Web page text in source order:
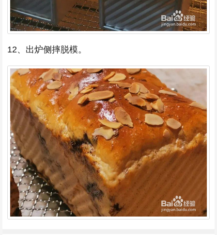
12、出炉侧摔脱模。